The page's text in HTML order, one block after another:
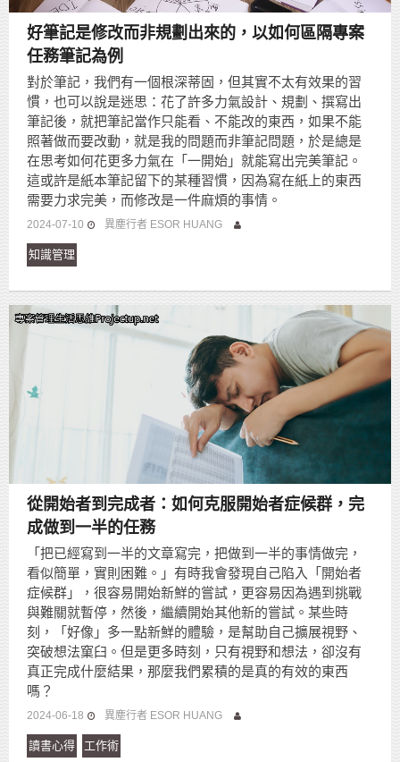
好筆記是修改而非規劃出來的，以如何區隔專案
任務筆記為例
對於筆記，我們有一個根深蒂固，但其實不太有效果的習
慣，也可以說是迷思：花了許多力氣設計、規劃、撰寫出
筆記後，就把筆記當作只能看、不能改的東西，如果不能
照著做而要改動，就是我的問題而非筆記問題，於是總是
在思考如何花更多力氣在「一開始」就能寫出完美筆記。
這或許是紙本筆記留下的某種習慣，因為寫在紙上的東西
需要力求完美，而修改是一件麻煩的事情。
2024-07-10 異塵行者 ESOR HUANG
知識管理
從開始者到完成者：如何克服開始者症候群，完
成做到一半的任務
「把已經寫到一半的文章寫完，把做到一半的事情做完，
看似簡單，實則困難。」有時我會發現自己陷入「開始者
症候群」，很容易開始新鮮的嘗試，更容易因為遇到挑戰
與難關就暫停，然後，繼續開始其他新的嘗試。某些時
刻，「好像」多一點新鮮的體驗，是幫助自己擴展視野、
突破想法窠臼。但是更多時刻，只有視野和想法，卻沒有
真正完成什麼結果，那麼我們累積的是真的有效的東西
嗎？
2024-06-18 異塵行者 ESOR HUANG
讀書心得 工作術